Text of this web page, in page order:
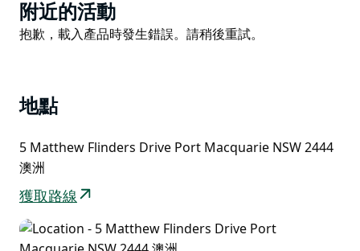
Product
List
附近的活動
Product
抱歉，載入產品時發生錯誤。請稍後重試。
地點
5 Matthew Flinders Drive Port Macquarie NSW 2444
澳洲
獲取路線